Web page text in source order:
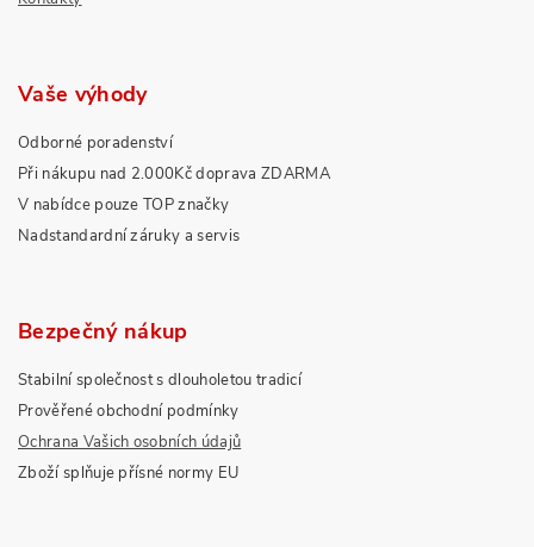
Vaše výhody
Odborné poradenství
Při nákupu nad 2.000Kč doprava ZDARMA
V nabídce pouze TOP značky
Nadstandardní záruky a servis
Bezpečný nákup
Stabilní společnost s dlouholetou tradicí
Prověřené obchodní podmínky
Ochrana Vašich osobních údajů
Zboží splňuje přísné normy EU